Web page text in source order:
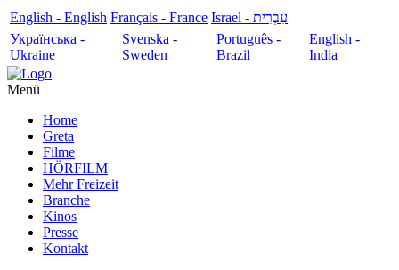
English - English Français - France
עִבְרִית - Israel
Українська -
Ukraine
Svenska -
Sweden
Português -
Brazil
English -
India
Menü
Home
Greta
Filme
HÖRFILM
Mehr Freizeit
Branche
Kinos
Presse
Kontakt